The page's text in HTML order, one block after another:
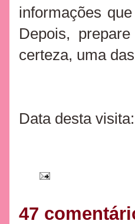
informações
Depois,
certeza, uma
Data desta
47